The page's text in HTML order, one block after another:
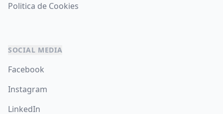
Politica de Cookies
SOCIAL MEDIA
Facebook
Instagram
LinkedIn